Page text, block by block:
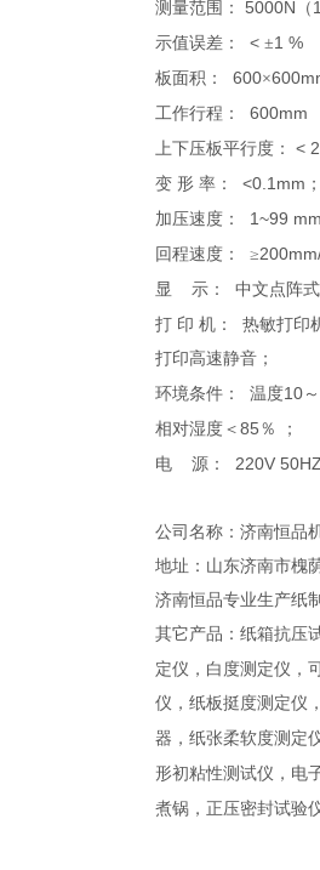
测量范围： 5000N （
示值误差： < ±1 %
板面积：
600×
工作行程： 600mm
上下压板平行度：
<
变 形 率： <0.1mm
加压速度：
1~99
回程速度： ≥
显 示：
中文点阵
打 印 机：
热敏打印
打印高速静音；
环境条件：
温度10 ～
相对湿度＜ 85 ％
；
电
源： 220V
公司名称：济南恒品
地址：山东济南市槐
济南恒品专业生产纸
其它产品：纸箱抗压
定仪，白度测定仪，
仪，纸板挺度测定仪
器，纸张柔软度测定
形初粘性测试仪，电
煮锅，正压密封试验